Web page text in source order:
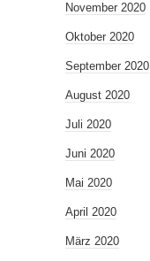
November 2020
Oktober 2020
September 2020
August 2020
Juli 2020
Juni 2020
Mai 2020
April 2020
März 2020